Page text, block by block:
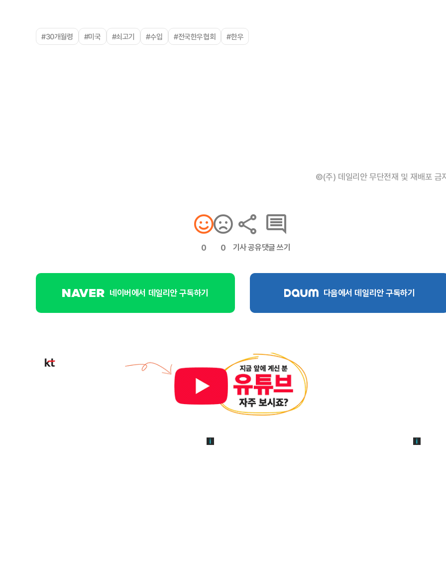
#30개월령 #미국 #쇠고기 #수입 #전국한우협회 #한우
©(주) 데일리안 무단전재 및 재배포 금
0 0 기사 공유댓글 쓰기
네이버에서 데일리안 구독하기 다음에서 데일리안 구독하기